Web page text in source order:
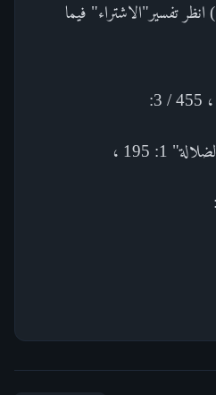
والمخطوطة صواب هنا.(159) انظر تفسير"الاشتراء" فيما